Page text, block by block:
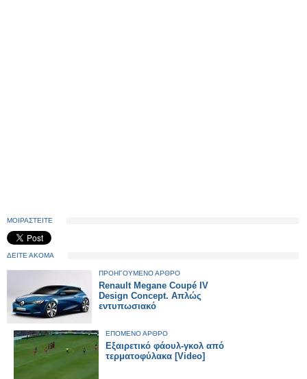
ΜΟΙΡΑΣΤΕΙΤΕ
ΔΕΙΤΕ ΑΚΟΜΑ
ΠΡΟΗΓΟΥΜΕΝΟ ΑΡΘΡΟ
Renault Megane Coupé IV
Design Concept. Απλώς
εντυπωσιακό
ΕΠΟΜΕΝΟ ΑΡΘΡΟ
Εξαιρετικό φάουλ-γκολ από
τερματοφύλακα [Video]